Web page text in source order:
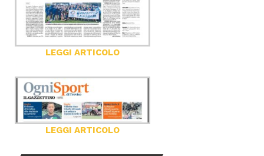
LEGGI ARTICOLO
LEGGI ARTICOLO